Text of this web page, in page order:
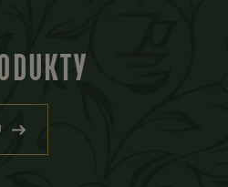
PRODUKTY)